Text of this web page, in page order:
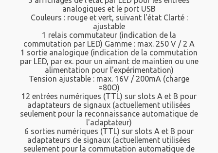
analogiques et le port USB
Couleurs : rouge et vert, suivant l'état Clarté :
ajustable
1 relais commutateur (indication de la
commutation par LED) Gamme : max. 250 V / 2 A
1 sortie analogique (indication de la commutation
par LED, par ex. pour un aimant de maintien ou une
alimentation pour l'expérimentation)
Tension ajustable : max. 16V / 200mA (charge
=80O)
12 entrées numériques (TTL) sur slots A et B pour
adaptateurs de signaux (actuellement utilisées
seulement pour la reconnaissance automatique de
l'adaptateur)
6 sorties numériques (TTL) sur slots A et B pour
adaptateurs de signaux (actuellement utilisées
seulement pour la commutation automatique de